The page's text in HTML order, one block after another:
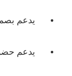
يدعم
يدعم